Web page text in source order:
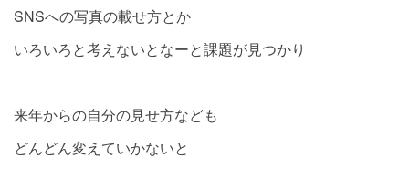
SNSへの写真の載せ方とか
いろいろと考えないとなーと課題が見つかり
来年からの自分の見せ方なども
どんどん変えていかないと